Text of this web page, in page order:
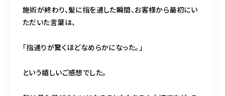
施術が終わり、髪に指を通した瞬間、お客様から最初にい
ただいた言葉は、
「指通りが驚くほどなめらかになった。」
という嬉しいご感想でした。